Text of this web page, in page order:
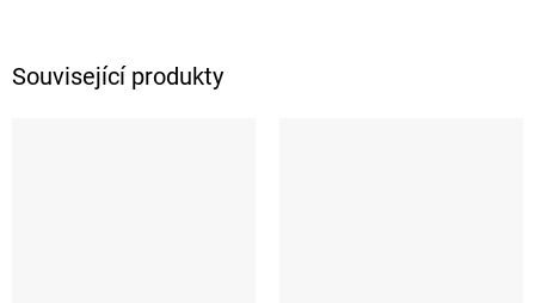
Související produkty